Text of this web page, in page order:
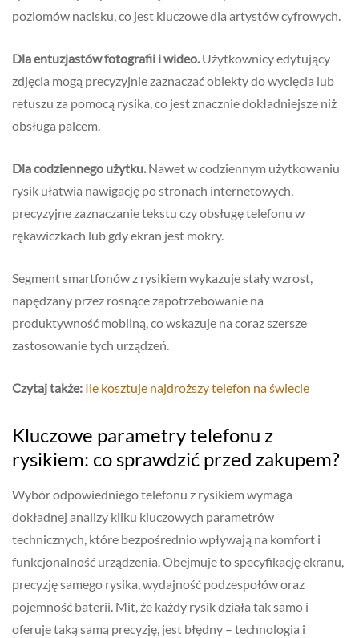
poziomów nacisku, co jest kluczowe dla artystów cyfrowych.
Dla entuzjastów fotografii i wideo.Użytkownicy edytujący
zdjęcia mogą precyzyjnie zaznaczać obiekty do wycięcia lub
retuszu za pomocą rysika, co jest znacznie dokładniejsze niż
obsługa palcem.
Dla codziennego użytku.Nawet w codziennym użytkowaniu
rysik ułatwia nawigację po stronach internetowych,
precyzyjne zaznaczanie tekstu czy obsługę telefonu w
rękawiczkach lub gdy ekran jest mokry.
Segment smartfonów z rysikiem wykazuje stały wzrost,
napędzany przez rosnące zapotrzebowanie na
produktywność mobilną, co wskazuje na coraz szersze
zastosowanie tych urządzeń.
Czytaj także: Ile kosztuje najdroższy telefon na świecie
Kluczowe parametry telefonu z
rysikiem: co sprawdzić przed zakupem?
Wybór odpowiedniego telefonu z rysikiem wymaga
dokładnej analizy kilku kluczowych parametrów
technicznych, które bezpośrednio wpływają na komfort i
funkcjonalność urządzenia. Obejmuje to specyfikację ekranu,
precyzję samego rysika, wydajność podzespołów oraz
pojemność baterii. Mit, że każdy rysik działa tak samo i
oferuje taką samą precyzję, jest błędny – technologia i